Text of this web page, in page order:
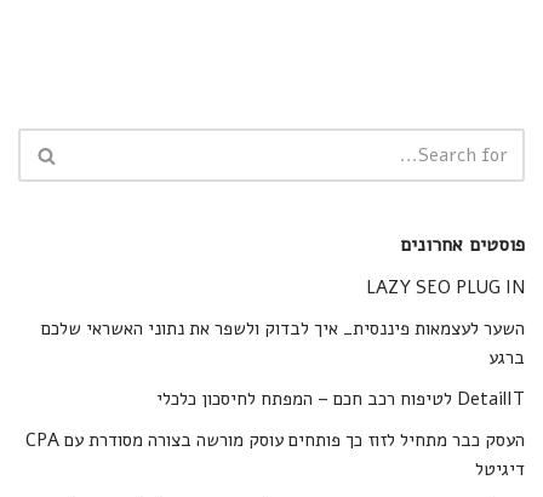
פוסטים אחרונים
LAZY SEO PLUG IN
השער לעצמאות פיננסית_ איך לבדוק ולשפר את נתוני האשראי שלכם
ברגע
DetailIT לטיפוח רכב חכם – המפתח לחיסכון כלכלי
העסק כבר מתחיל לזוז כך פותחים עוסק מורשה בצורה מסודרת עם CPA
דיגיטל